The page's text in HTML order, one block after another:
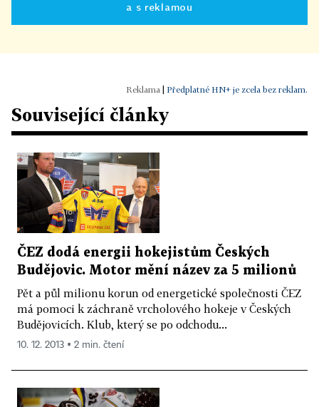
a s reklamou
Předplatné HN+ je zcela bez reklam.
Související články
ČEZ dodá energii hokejistům Českých
Budějovic. Motor mění název za 5 milionů
Pět a půl milionu korun od energetické společnosti ČEZ
má pomoci k záchraně vrcholového hokeje v Českých
Budějovicích. Klub, který se po odchodu...
10. 12. 2013 ▪ 2 min. čtení